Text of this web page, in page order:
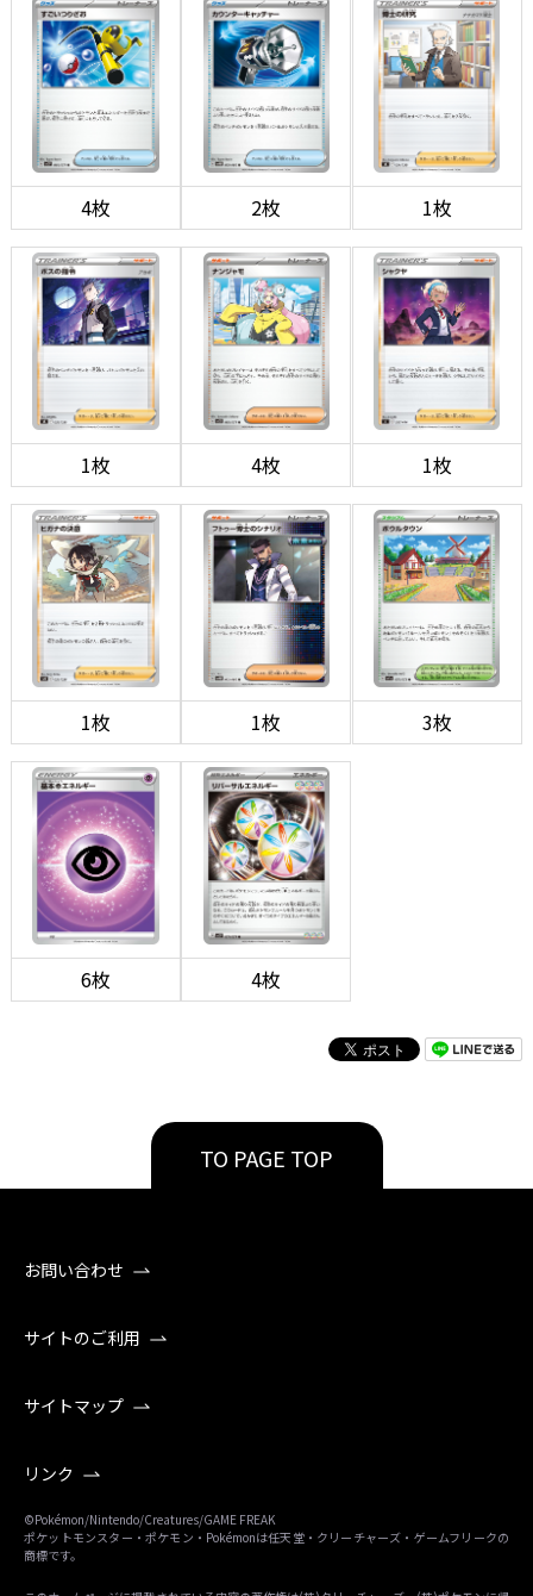
4枚 2枚 1枚
1枚 4枚 1枚
1枚 1枚 3枚
6枚 4枚
TO PAGE TOP
お問い合わせ
サイトのご利用
サイトマップ
リンク
©Pokémon/Nintendo/Creatures/GAME FREAK
ポケットモンスター・ポケモン・Pokémonは任天堂・クリーチャーズ・ゲームフリークの
商標です。